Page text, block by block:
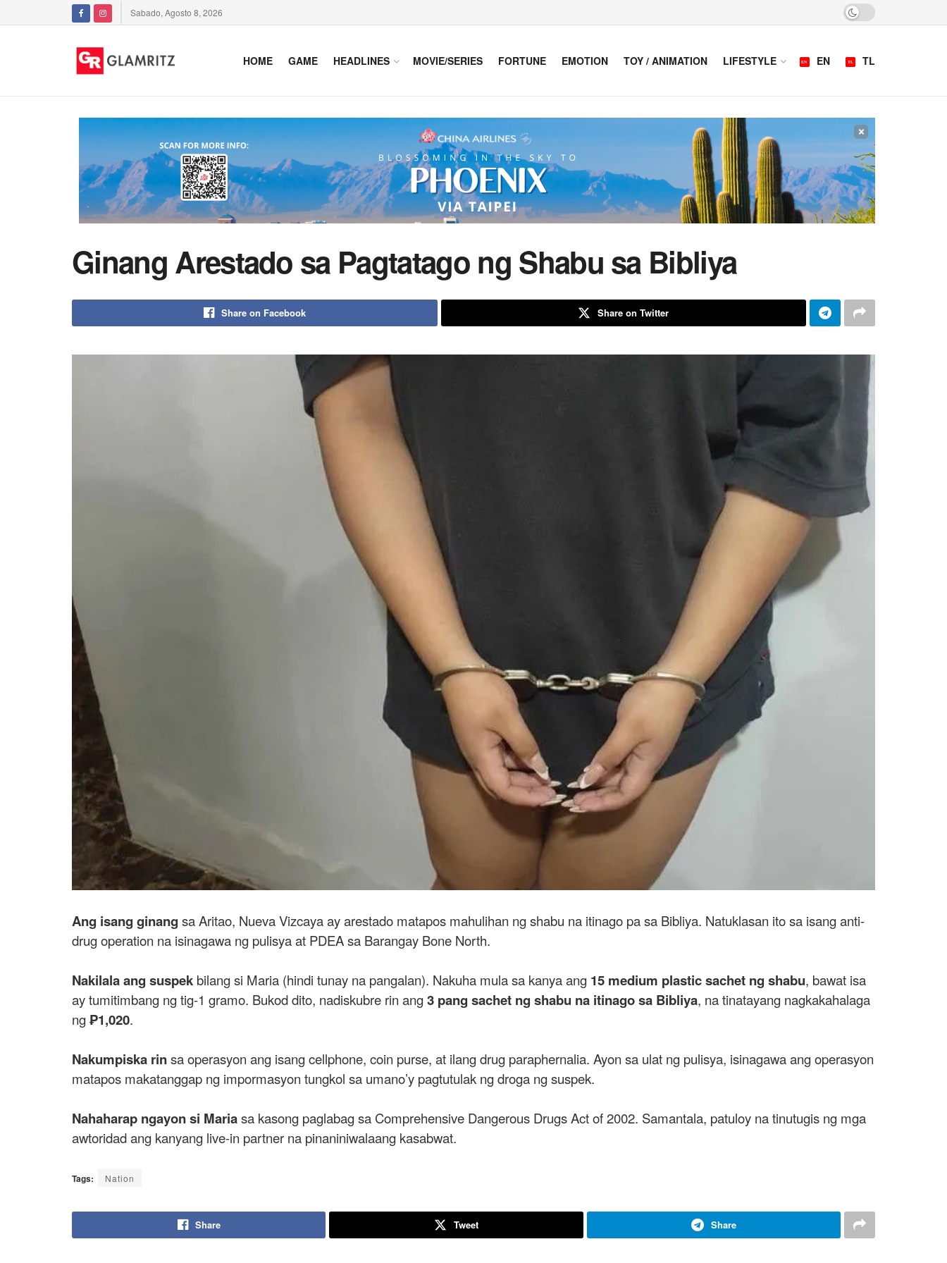
Sabado, Agosto 8, 2026
HOME GAME HEADLINES MOVIE/SERIES FORTUNE EMOTION TOY / ANIMATION LIFESTYLE EN TL
×
Ginang Arestado sa Pagtatago ng Shabu sa Bibliya
Share on Facebook Share on Twitter
Ang isang ginang sa Aritao, Nueva Vizcaya ay arestado matapos mahulihan ng shabu na itinago pa sa Bibliya. Natuklasan ito sa isang anti-
drug operation na isinagawa ng pulisya at PDEA sa Barangay Bone North.
Nakilala ang suspek bilang si Maria (hindi tunay na pangalan). Nakuha mula sa kanya ang 15 medium plastic sachet ng shabu, bawat isa
ay tumitimbang ng tig-1 gramo. Bukod dito, nadiskubre rin ang3 pang sachet ng shabu na itinago sa Bibliya, na tinatayang nagkakahalaga
ng₱1,020.
Nakumpiska rinsa operasyon ang isang cellphone, coin purse, at ilang drug paraphernalia. Ayon sa ulat ng pulisya, isinagawa ang operasyon
matapos makatanggap ng impormasyon tungkol sa umano’y pagtutulak ng droga ng suspek.
Nahaharap ngayon si Mariasa kasong paglabag sa Comprehensive Dangerous Drugs Act of 2002. Samantala, patuloy na tinutugis ng mga
awtoridad ang kanyang live-in partner na pinaniniwalaang kasabwat.
Tags: Nation
Share Tweet Share